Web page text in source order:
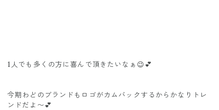
1人でも多くの方に喜んで頂きたいなぁ😉💕
今期わどのブランドもロゴがカムバックするからかなりトレ
ンドだよ〜💕